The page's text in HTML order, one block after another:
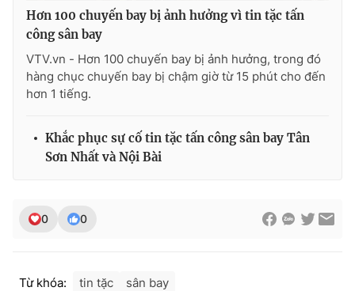
Hơn 100 chuyến bay bị ảnh hưởng vì tin tặc tấn
công sân bay
VTV.vn - Hơn 100 chuyến bay bị ảnh hưởng, trong đó
hàng chục chuyến bay bị chậm giờ từ 15 phút cho đến
hơn 1 tiếng.
Khắc phục sự cố tin tặc tấn công sân bay Tân
Sơn Nhất và Nội Bài
0 0
Từ khóa: tin tặc sân bay